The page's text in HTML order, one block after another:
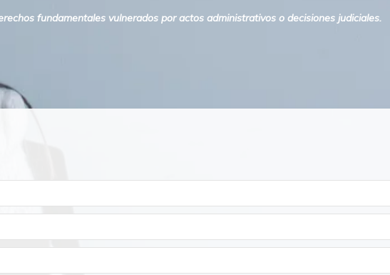
fundamentales vulnerados por actos administrativos o decisiones judiciales.